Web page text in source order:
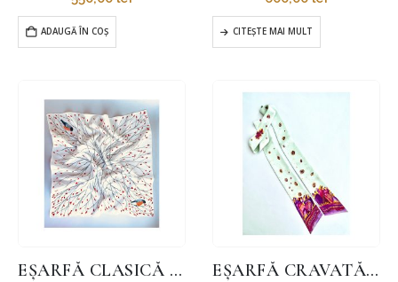
ADAUGĂ ÎN COȘ CITEȘTE MAI MULT
EȘARFĂ CLASICĂ – IVOIRE MUGURARI ȘI MĂCEȘ EȘARFĂ CRAVATĂ – CRISTALE